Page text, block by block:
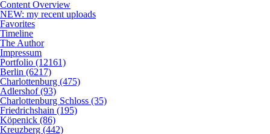
Content Overview
NEW: my recent uploads
Favorites
Timeline
The Author
Impressum
Portfolio (12161)
Berlin (6217)
Charlottenburg (475)
Adlershof (93)
Charlottenburg Schloss (35)
Friedrichshain (195)
Köpenick (86)
Kreuzberg (442)